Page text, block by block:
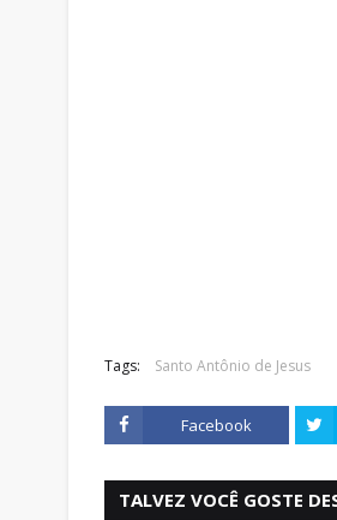
Tags: Santo Antônio de Jesus
Facebook
TALVEZ VOCÊ GOSTE